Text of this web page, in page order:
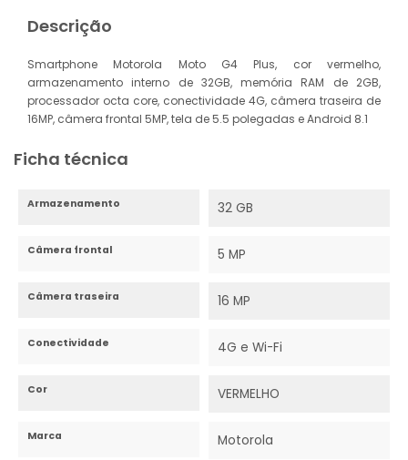
Descrição
Smartphone Motorola Moto G4 Plus, cor vermelho,
armazenamento interno de 32GB, memória RAM de 2GB,
processador octa core, conectividade 4G, câmera traseira de
16MP, câmera frontal 5MP, tela de 5.5 polegadas e Android 8.1
Ficha técnica
Armazenamento 32 GB
Câmera frontal 5 MP
Câmera traseira 16 MP
Conectividade 4G e Wi-Fi
Cor VERMELHO
Marca Motorola